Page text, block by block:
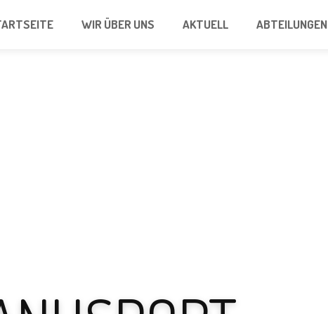
WIR ÜBER UNS AKTUELL ABTEILUNGEN